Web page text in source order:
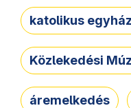
katolikus
Közlekedési
áremelkedés